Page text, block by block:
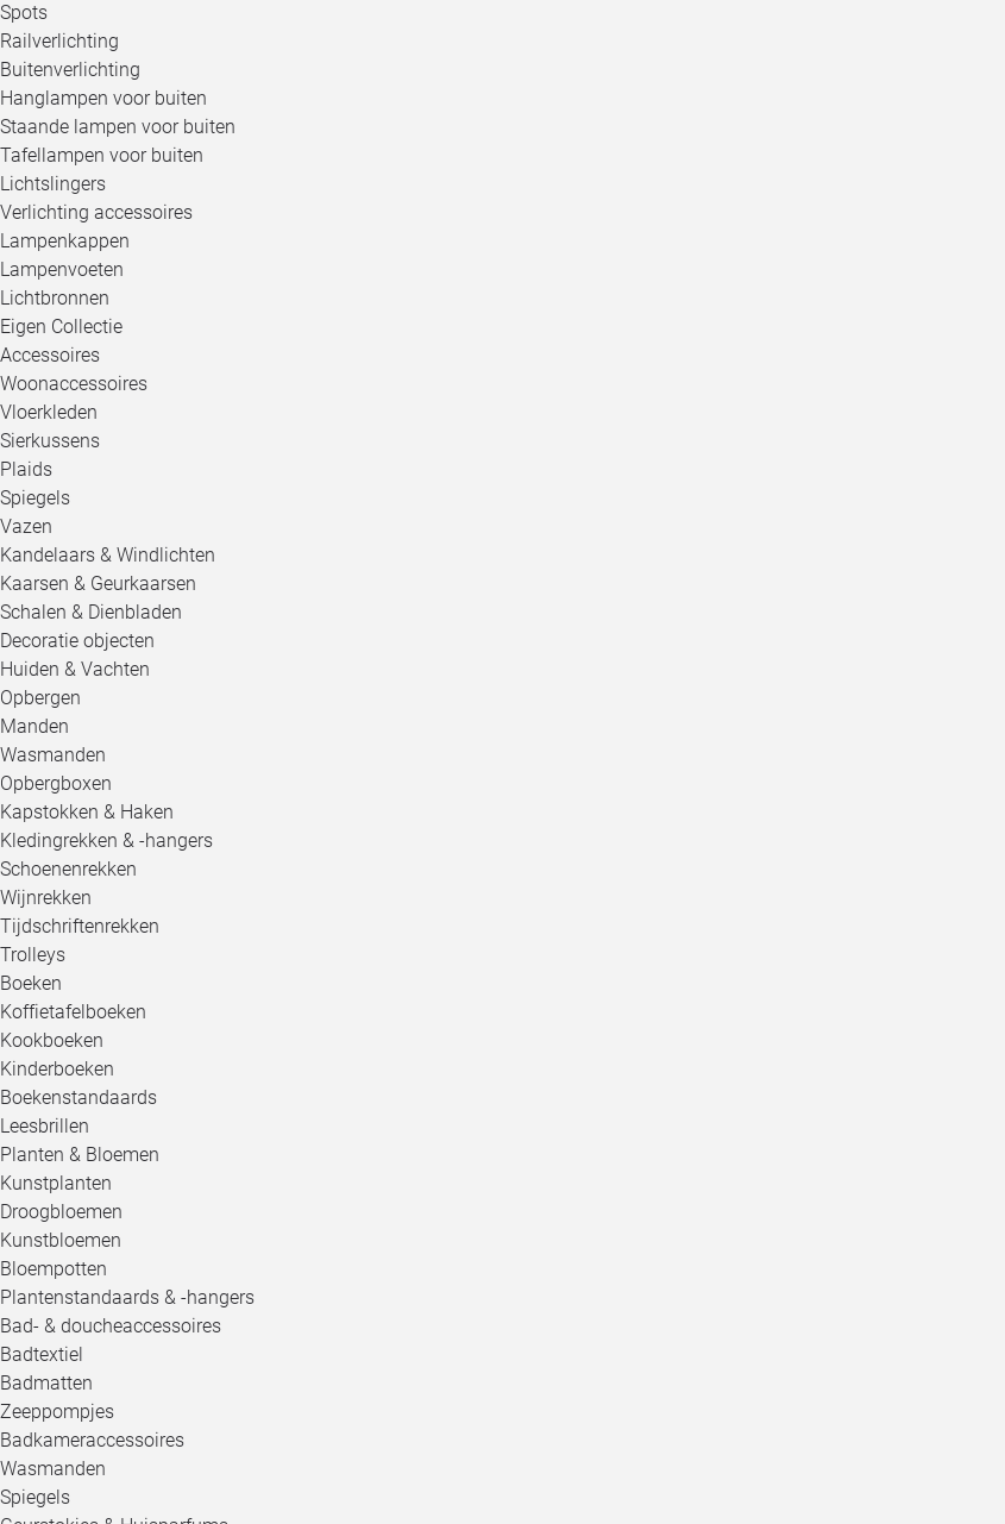
Spots
Railverlichting
Buitenverlichting
Hanglampen voor buiten
Staande lampen voor buiten
Tafellampen voor buiten
Lichtslingers
Verlichting accessoires
Lampenkappen
Lampenvoeten
Lichtbronnen
Eigen Collectie
Accessoires
Woonaccessoires
Vloerkleden
Sierkussens
Plaids
Spiegels
Vazen
Kandelaars & Windlichten
Kaarsen & Geurkaarsen
Schalen & Dienbladen
Decoratie objecten
Huiden & Vachten
Opbergen
Manden
Wasmanden
Opbergboxen
Kapstokken & Haken
Kledingrekken & -hangers
Schoenenrekken
Wijnrekken
Tijdschriftenrekken
Trolleys
Boeken
Koffietafelboeken
Kookboeken
Kinderboeken
Boekenstandaards
Leesbrillen
Planten & Bloemen
Kunstplanten
Droogbloemen
Kunstbloemen
Bloempotten
Plantenstandaards & -hangers
Bad- & doucheaccessoires
Badtextiel
Badmatten
Zeeppompjes
Badkameraccessoires
Wasmanden
Spiegels